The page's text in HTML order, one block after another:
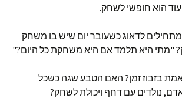
הוא חופשי לשחק.
לדאוג כשעובר יום שיש בו משחק
"מתי היא תלמד אם היא משחקת כל היום?"
בזבוז זמן? האם הטבע שגה כשכל
נולדים עם דחף ויכולת לשחק?